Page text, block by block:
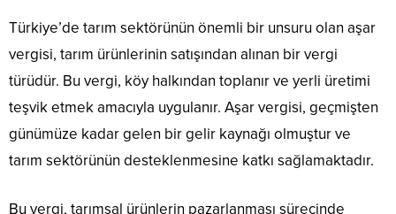
Türkiye’de tarım sektörünün önemli bir unsuru olan aşar
vergisi, tarım ürünlerinin satışından alınan bir vergi
türüdür. Bu vergi, köy halkından toplanır ve yerli üretimi
teşvik etmek amacıyla uygulanır. Aşar vergisi, geçmişten
günümüze kadar gelen bir gelir kaynağı olmuştur ve
tarım sektörünün desteklenmesine katkı sağlamaktadır.
Bu vergi, tarımsal ürünlerin pazarlanması sürecinde